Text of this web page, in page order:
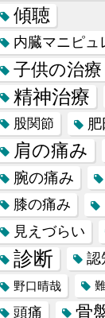
傾聴
内臓マニピュ
子供の治療
精神治療
股関節
肩の痛み
腕の痛み
膝の痛み
見えづらい
診断 認
野口晴哉
頭痛 骨